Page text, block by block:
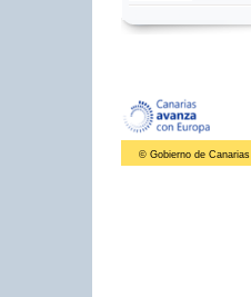
© Gobierno de Canarias